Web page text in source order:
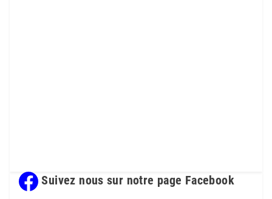
Suivez nous sur notre page Facebook